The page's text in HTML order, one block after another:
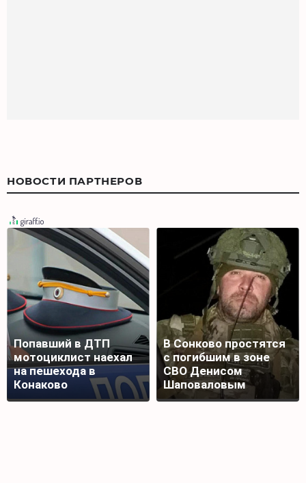
НОВОСТИ ПАРТНЕРОВ
Попавший в ДТП
мотоциклист наехал
на пешехода в
Конаково
В Сонково простятся
с погибшим в зоне
СВО Денисом
Шаповаловым